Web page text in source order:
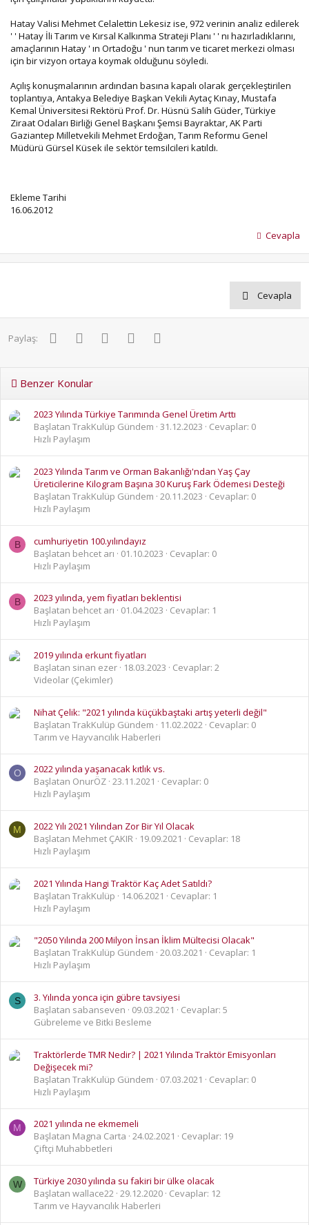
Hatay Valisi Mehmet Celalettin Lekesiz ise, 972 verinin analiz edilerek
' ' Hatay İli Tarım ve Kırsal Kalkınma Strateji Planı ' ' nı hazırladıklarını,
amaçlarının Hatay ' ın Ortadoğu ' nun tarım ve ticaret merkezi olması
için bir vizyon ortaya koymak olduğunu söyledi.
Açılış konuşmalarının ardından basına kapalı olarak gerçekleştirilen
toplantıya, Antakya Belediye Başkan Vekili Aytaç Kınay, Mustafa
Kemal Üniversitesi Rektörü Prof. Dr. Hüsnü Salih Güder, Türkiye
Ziraat Odaları Birliği Genel Başkanı Şemsi Bayraktar, AK Parti
Gaziantep Milletvekili Mehmet Erdoğan, Tarım Reformu Genel
Müdürü Gürsel Küsek ile sektör temsilcileri katıldı.
Ekleme Tarihi
16.06.2012
Cevapla
Cevapla
Paylaş: FacebookTwitter PinterestWhatsApp
Benzer Konular
2023 Yılında Türkiye Tarımında Genel Üretim Arttı
Başlatan TrakKulüp Gündem 31.12.2023
Cevaplar: 0
Hızlı Paylaşım
2023 Yılında Tarım ve Orman Bakanlığı'ndan Yaş Çay
Üreticilerine Kilogram Başına 30 Kuruş Fark Ödemesi Desteği
Başlatan TrakKulüp Gündem 20.11.2023
Cevaplar: 0
Hızlı Paylaşım
B
cumhuriyetin 100.yılındayız
Başlatan behcet arı
01.10.2023
Cevaplar: 0
Hızlı Paylaşım
B
2023 yılında, yem fiyatları beklentisi
Başlatan behcet arı
01.04.2023
Cevaplar: 1
Hızlı Paylaşım
2019 yılında erkunt fiyatları
Başlatan sinan ezer
18.03.2023
Cevaplar: 2
Videolar (Çekimler)
Nihat Çelik: "2021 yılında küçükbaştaki artış yeterli değil"
Başlatan TrakKulüp Gündem
11.02.2022
Cevaplar: 0
Tarım ve Hayvancılık Haberleri
O
2022 yılında yaşanacak kıtlık vs.
Başlatan OnurÖZ 23.11.2021
Cevaplar: 0
Hızlı Paylaşım
M
2022 Yılı 2021 Yılından Zor Bir Yıl Olacak
Başlatan Mehmet ÇAKIR
19.09.2021
Cevaplar: 18
Hızlı Paylaşım
2021 Yılında Hangi Traktör Kaç Adet Satıldı?
Başlatan TrakKulüp
14.06.2021
Cevaplar: 1
Hızlı Paylaşım
"2050 Yılında 200 Milyon İnsan İklim Mültecisi Olacak"
Başlatan TrakKulüp Gündem 20.03.2021
Cevaplar: 1
Hızlı Paylaşım
S
3. Yılında yonca için gübre tavsiyesi
Başlatan sabanseven
09.03.2021
Cevaplar: 5
Gübreleme ve Bitki Besleme
Traktörlerde TMR Nedir? | 2021 Yılında Traktör Emisyonları
Değişecek mi?
Başlatan TrakKulüp Gündem
07.03.2021
Cevaplar: 0
Hızlı Paylaşım
M
2021 yılında ne ekmemeli
Başlatan Magna Carta 24.02.2021
Cevaplar: 19
Çiftçi Muhabbetleri
W
Türkiye 2030 yılında su fakiri bir ülke olacak
Başlatan wallace22 29.12.2020 Cevaplar: 12
Tarım ve Hayvancılık Haberleri